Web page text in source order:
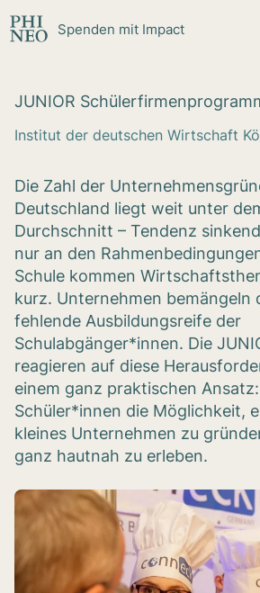
Spenden mit Impact
JUNIOR
Institut der deutschen Wirtschaft
Die Zahl der
Deutschland liegt weit unter
Durchschnitt – Tendenz
nur an den
Schule kommen
kurz. Unternehmen bemängeln
fehlende Ausbildungsreife der
Schulabgänger*innen. Die
reagieren auf diese
einem ganz praktischen
Schüler*innen die Möglichkeit,
kleines Unternehmen zu
ganz hautnah zu erleben.